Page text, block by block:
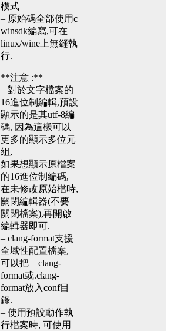
模式
– 原始碼全部使用c
winsdk編寫,可在
linux/wine上無縫執
行.
**注意 :**
– 對於文字檔案的
16進位制編輯,預設
顯示的是其utf-8編
碼, 因為這樣可以
更多的顯示多位元
組,
如果想顯示原檔案
的16進位制編碼,
在未修改原始檔時,
關閉編輯器(不要
關閉檔案),再開啟
編輯器即可.
– clang-format支援
全域性配置檔案,
可以把__clang-
format或.clang-
format放入conf目
錄.
– 使用預設動作執
行檔案時, 可使用